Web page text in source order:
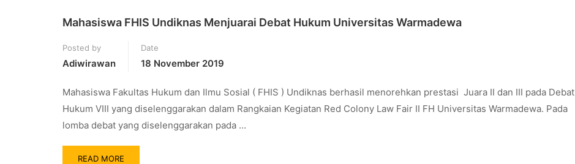
Mahasiswa FHIS Undiknas Menjuarai Debat Hukum Universitas Warmadewa
Posted by
Adiwirawan
Date
18 November 2019
Mahasiswa Fakultas Hukum dan Ilmu Sosial ( FHIS ) Undiknas berhasil menorehkan prestasi Juara II dan III pada Debat
Hukum VIII yang diselenggarakan dalam Rangkaian Kegiatan Red Colony Law Fair II FH Universitas Warmadewa. Pada
lomba debat yang diselenggarakan pada …
READ MORE